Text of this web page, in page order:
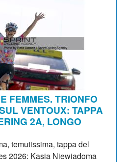
FEMMES. TRIONFO
VENTOUX: TAPPA
2A, LONGO
temutissima, tappa del
2026: Kasia Niewiadoma